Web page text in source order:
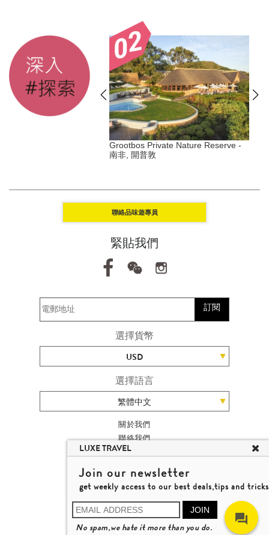
Grootbos Private Nature Reserve -
南非, 開普敦
聯絡品味遊專員
緊貼我們
訂閱
選擇貨幣
USD
選擇語言
繁體中文
關於我們
聯絡我們
加入我們
旅遊網站地圖
楊廸深品味遊
© 2026 品味遊有限公司
牌照號碼 353662
瞭解更多
LUXE TRAVEL
Join our newsletter
get weekly access to our best deals,tips and tricks
JOIN
No spam,we hate it more than you do.